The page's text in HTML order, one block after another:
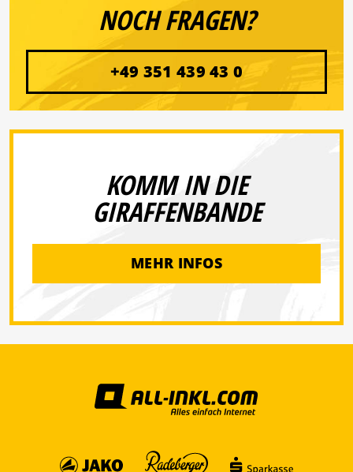
NOCH FRAGEN?
+49 351 439 43 0
KOMM IN DIE
GIRAFFENBANDE
MEHR INFOS